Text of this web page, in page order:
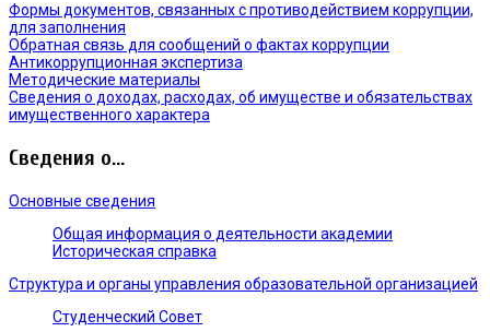
Формы документов, связанных с противодействием коррупции,
для заполнения
Обратная связь для сообщений о фактах коррупции
Антикоррупционная экспертиза
Методические материалы
Сведения о доходах, расходах, об имуществе и обязательствах
имущественного характера
Сведения о...
Основные сведения
Общая информация о деятельности академии
Историческая справка
Структура и органы управления образовательной организацией
Студенческий Совет